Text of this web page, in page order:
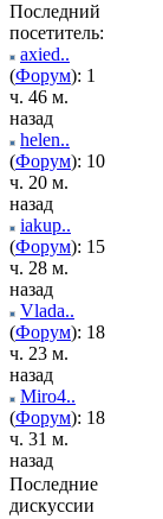
Последний
посетитель:
axied..
(Форум): 1
ч. 46 м.
назад
helen..
(Форум): 10
ч. 20 м.
назад
iakup..
(Форум): 15
ч. 28 м.
назад
Vlada..
(Форум): 18
ч. 23 м.
назад
Miro4..
(Форум): 18
ч. 31 м.
назад
Последние
дискуссии